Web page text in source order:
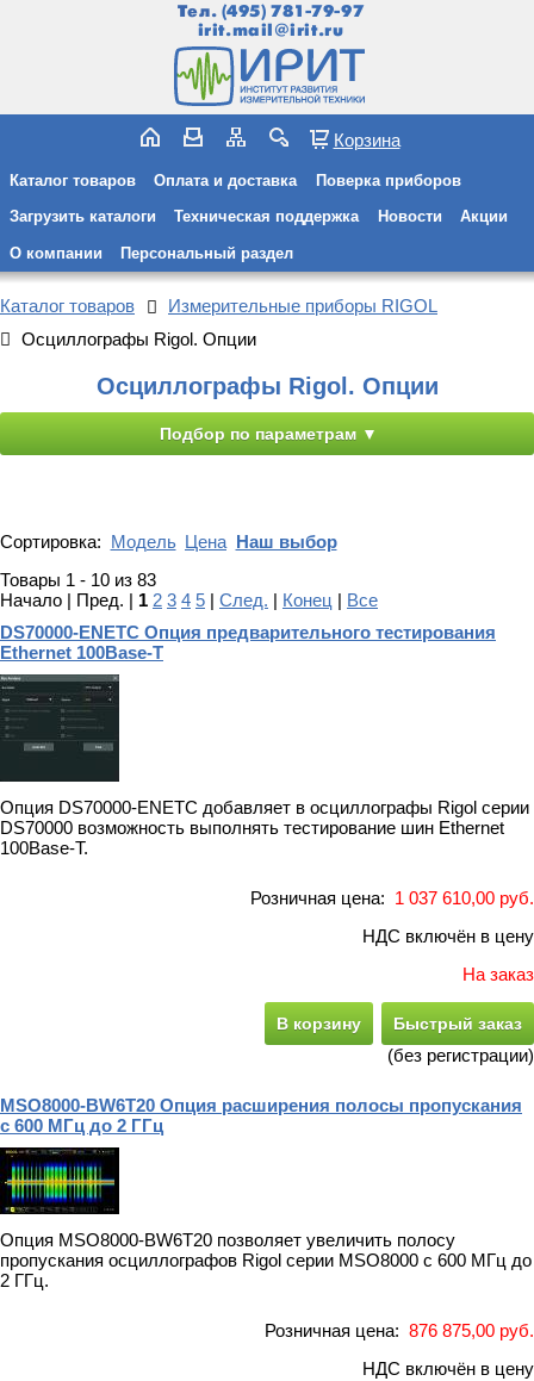
Тел. (495) 781-79-97
irit.mail@irit.ru
Корзина
Каталог товаров Оплата и доставка Поверка приборов
Загрузить каталоги Техническая поддержка Новости Акции
О компании Персональный раздел
Каталог товаров
Измерительные приборы RIGOL
Осциллографы Rigol. Опции
Осциллографы Rigol. Опции
Подбор по параметрам
Сортировка: Модель Цена Наш выбор
Товары 1 - 10 из 83
Начало | Пред. | 1 2 3 4 5 | След. | Конец | Все
DS70000-ENETC Опция предварительного тестирования
Ethernet 100Base-T
Опция DS70000-ENETC добавляет в осциллографы Rigol серии
DS70000 возможность выполнять тестирование шин Ethernet
100Base-T.
Розничная цена: 1 037 610,00 руб.
НДС включён в цену
На заказ
В корзину Быстрый заказ
(без регистрации)
MSO8000-BW6T20 Опция расширения полосы пропускания
с 600 МГц до 2 ГГц
Опция MSO8000-BW6T20 позволяет увеличить полосу
пропускания осциллографов Rigol серии MSO8000 с 600 МГц до
2 ГГц.
Розничная цена: 876 875,00 руб.
НДС включён в цену